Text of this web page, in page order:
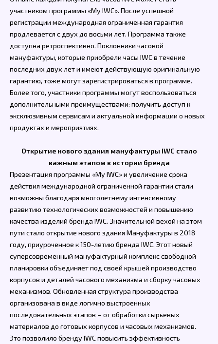
участником программы «My IWC». После успешной
регистрации международная ограниченная гарантия
продлевается с двух до восьми лет. Программа также
доступна ретроспективно. Поклонники часовой
мануфактуры, которые приобрели часы IWC в течение
последних двух лет и имеют действующую оригинальную
гарантию, тоже могут зарегистрироваться в программе.
Более того, участники программы могут воспользоваться
дополнительными преимуществами: получить доступ к
эксклюзивным сервисам и актуальной информации о новых
продуктах и мероприятиях.
Открытие нового здания мануфактуры IWC стало
важным этапом в истории бренда
Презентация программы «My IWC» и увеличение срока
действия международной ограниченной гарантии стали
возможны благодаря многолетнему интенсивному
развитию технологических возможностей и повышению
качества изделий бренда IWC. Значительной вехой на этом
пути стало открытие нового здания Мануфактуры в 2018
году, приуроченное к 150-летию бренда IWC. Этот новый
суперсовременный мануфактурный комплекс свободной
планировки объединяет под своей крышей производство
корпусов и деталей часового механизма и сборку часовых
механизмов. Обновленная структура производства
организована в виде логично выстроенных
последовательных этапов – от обработки сырьевых
материалов до готовых корпусов и часовых механизмов.
Это позволило бренду IWC повысить эффективность